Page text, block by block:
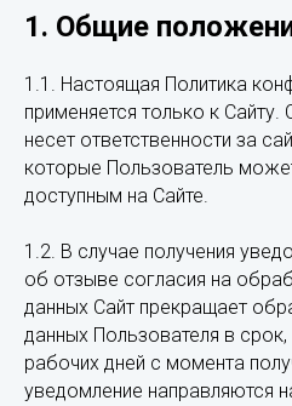
1. Общие
1.1. Настоящая Политика
применяется только к Сайту.
несет ответственности за
которые Пользователь
доступным на Сайте.
1.2. В случае получения
об отзыве согласия на
данных Сайт прекращает
данных Пользователя в
рабочих дней с момента
уведомление направляются